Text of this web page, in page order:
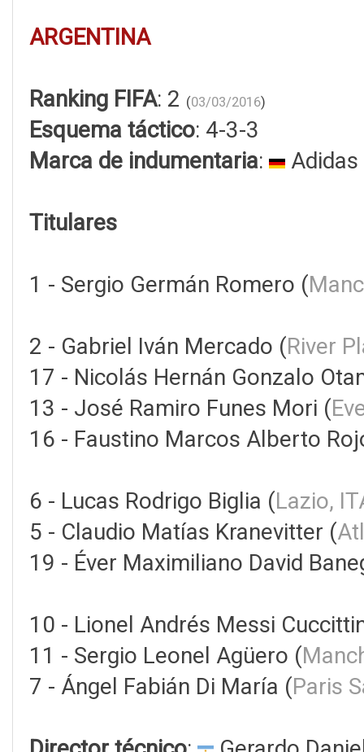
ARGENTINA
Ranking FIFA: 2 (03/03/2016)
Esquema táctico: 4-3-3
Marca de indumentaria: Adidas
Titulares
1 - Sergio Germán Romero (
2 - Gabriel Iván Mercado (River
17 - Nicolás Hernán Gonzalo
13 - José Ramiro Funes Mori (
16 - Faustino Marcos Alberto
6 - Lucas Rodrigo Biglia (Lazio,
5 - Claudio Matías Kranevitter (
19 - Éver Maximiliano David
10 - Lionel Andrés Messi
11 - Sergio Leonel Agüero (
7 - Ángel Fabián Di María (Paris